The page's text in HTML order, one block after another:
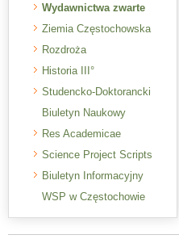
Wydawnictwa zwarte
Ziemia Częstochowska
Rozdroża
Historia III°
Studencko-Doktorancki
Biuletyn Naukowy
Res Academicae
Science Project Scripts
Biuletyn Informacyjny
WSP w Częstochowie